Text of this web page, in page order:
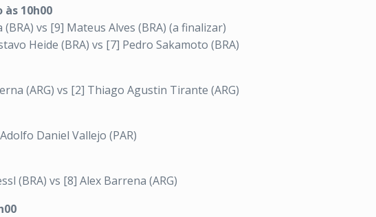
10h00
vs [9] Mateus Alves (BRA) (a finalizar)
Heide (BRA) vs [7] Pedro Sakamoto (BRA)
(ARG) vs [2] Thiago Agustin Tirante (ARG)
Daniel Vallejo (PAR)
(BRA) vs [8] Alex Barrena (ARG)